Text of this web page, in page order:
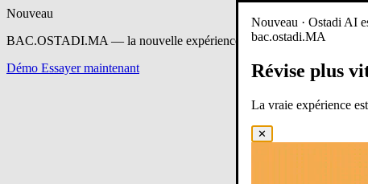
Nouveau
BAC.OSTADI.MA — la nouvelle expérience d’apprentissage est en
Démo Essayer maintenant
Nouveau · Ostadi AI
bac.ostadi.MA
Révise plus
La vraie expérience
✕